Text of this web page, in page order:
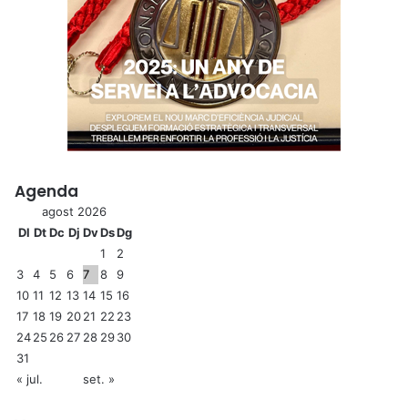
Agenda
agost 2026
Dl DtDc Dj DvDsDg
1
2
3
4 5 6 7 8
9
10 11 12 13 14 15 16
17 18 19 2021 22 23
2425 26 27 28 2930
31
« jul.
set. »